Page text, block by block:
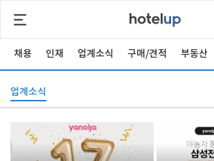
채용 인재 업계소식 구매/견적 부동산
업계소식